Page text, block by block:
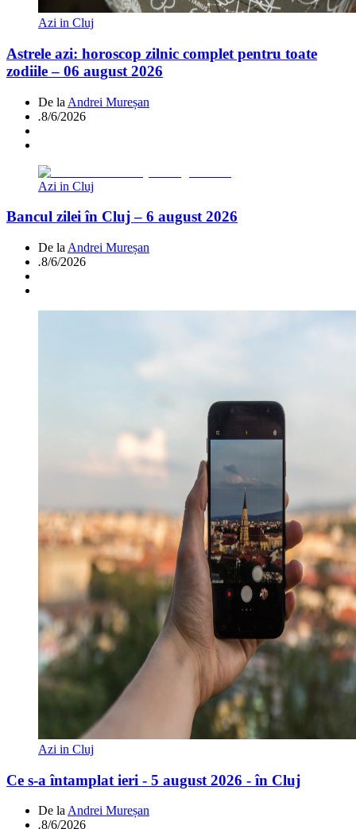
Azi in Cluj
Astrele azi: horoscop zilnic complet pentru toate
zodiile – 06 august 2026
De la Andrei Mureșan
.8/6/2026
Azi in Cluj
Bancul zilei în Cluj – 6 august 2026
De la Andrei Mureșan
.8/6/2026
Azi in Cluj
Ce s-a întamplat ieri - 5 august 2026 - în Cluj
De laAndrei Mureșan
.8/6/2026